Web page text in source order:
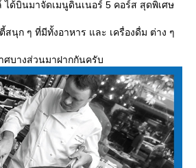
ด้บินมาจัดเมนูดินเนอร์ 5 คอร์ส สุดพิเศษ
นุก ๆ ที่มีทั้งอาหาร และ เครื่องดื่ม ต่าง ๆ
ศบางส่วนมาฝากกันครับ